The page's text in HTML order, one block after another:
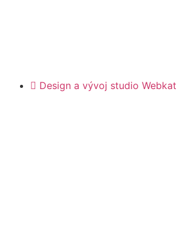
Design a vývoj studio Webkat